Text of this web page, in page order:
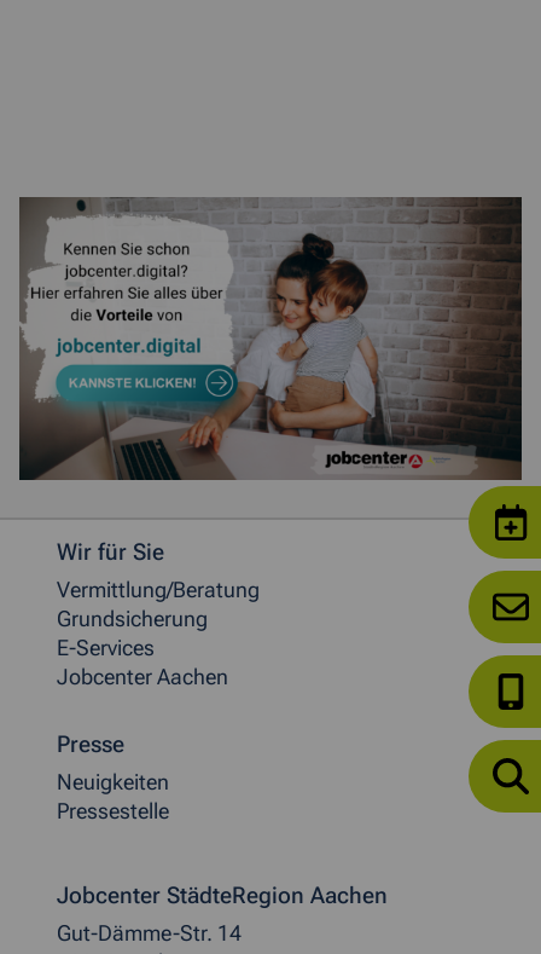
Weitere allgemeine Informationen
Wir für Sie
Vermittlung/Beratung
Grundsicherung
E-Services
Jobcenter Aachen
Presse
Neuigkeiten
Pressestelle
Jobcenter StädteRegion Aachen
Gut-Dämme-Str. 14